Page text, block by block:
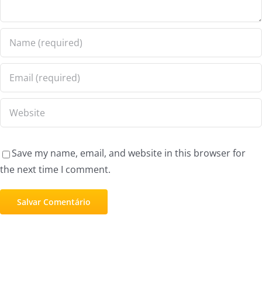
Save my name, email, and website in this browser for
the next time I comment.